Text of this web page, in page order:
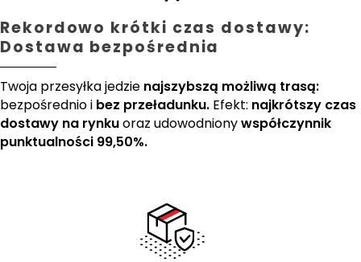
Rekordowo krótki czas dostawy:
Dostawa bezpośrednia
Twoja przesyłka jedzie najszybszą możliwą trasą:
bezpośrednio i bez przeładunku. Efekt: najkrótszy czas
dostawy na rynkuoraz udowodnionywspółczynnik
punktualności 99,50%.